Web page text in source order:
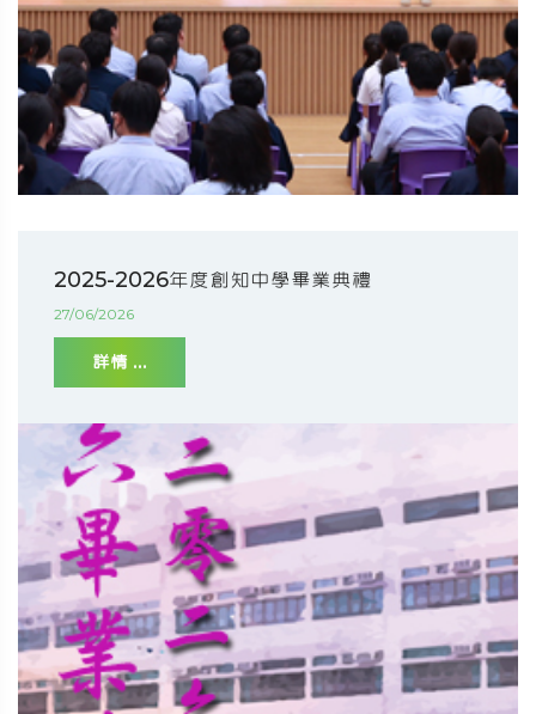
2025-2026年度創知中學畢業典禮
27/06/2026
詳情 ...